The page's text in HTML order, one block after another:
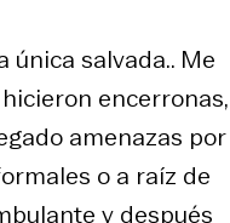
única salvada.. Me
encerronas,
amenazas por
o a raíz de
y después